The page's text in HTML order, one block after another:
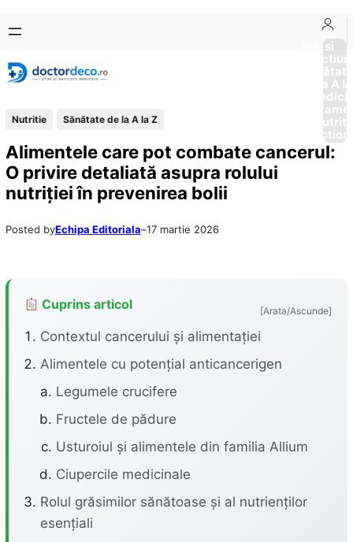
conținut
content
Boli si
Afectiuni
Sănătate
de la A
Nutritie Sănătate de la A la Z
Alimentele care pot combate cancerul:
O privire detaliată asupra rolului
nutriției în prevenirea bolii
Posted byEchipa Editoriala–17 martie 2026
Cuprins articol [Arata/Ascunde]
Contextul cancerului și alimentației
Alimentele cu potențial anticancerigen
Legumele crucifere
Fructele de pădure
Usturoiul și alimentele din familia Allium
Ciupercile medicinale
Rolul grăsimilor sănătoase și al nutrienților
esențiali